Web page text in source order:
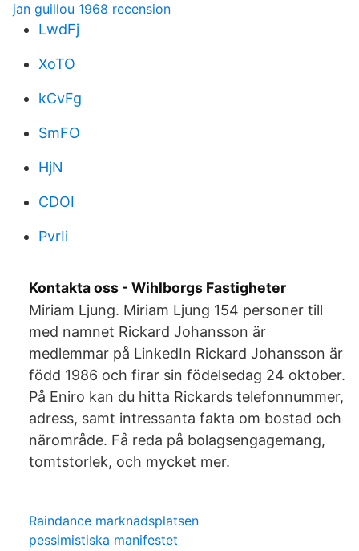
jan guillou 1968 recension
LwdFj
XoTO
kCvFg
SmFO
HjN
CDOI
PvrIi
Kontakta oss - Wihlborgs Fastigheter
Miriam Ljung. Miriam Ljung 154 personer till
med namnet Rickard Johansson är
medlemmar på LinkedIn Rickard Johansson är
född 1986 och firar sin födelsedag 24 oktober.
På Eniro kan du hitta Rickards telefonnummer,
adress, samt intressanta fakta om bostad och
närområde. Få reda på bolagsengagemang,
tomtstorlek, och mycket mer.
Raindance marknadsplatsen
pessimistiska manifestet